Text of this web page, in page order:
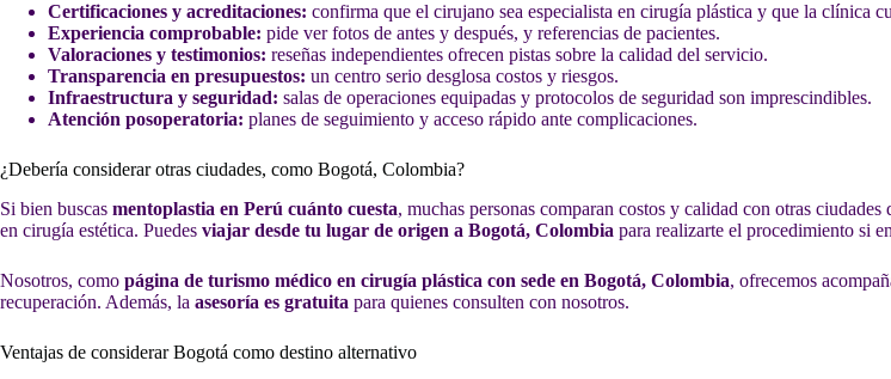
Certificaciones y acreditaciones: confirma que el cirujano sea especialista en cirugía plástica y que la clínica
Experiencia comprobable: pide ver fotos de antes y después, y referencias de pacientes.
Valoraciones y testimonios: reseñas independientes ofrecen pistas sobre la calidad del servicio.
Transparencia en presupuestos: un centro serio desglosa costos y riesgos.
Infraestructura y seguridad: salas de operaciones equipadas y protocolos de seguridad son imprescindibles.
Atención posoperatoria: planes de seguimiento y acceso rápido ante complicaciones.
¿Debería considerar otras ciudades, como Bogotá, Colombia?
Si bien buscas mentoplastia en Perú cuánto cuesta, muchas personas comparan costos y calidad con otras ciudades
en cirugía estética. Puedes viajar desde tu lugar de origen a Bogotá, Colombia para realizarte el procedimiento si
Nosotros, como página de turismo médico en cirugía plástica con sede en Bogotá, Colombia, ofrecemos
recuperación. Además, la asesoría es gratuita para quienes consulten con nosotros.
Ventajas de considerar Bogotá como destino alternativo